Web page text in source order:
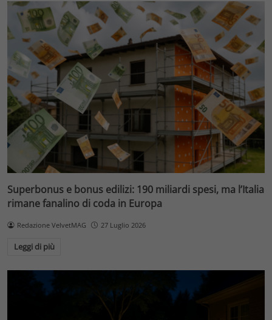
Superbonus e bonus edilizi: 190 miliardi spesi, ma l’Italia
rimane fanalino di coda in Europa
Redazione VelvetMAG 27 Luglio 2026
Leggi di più